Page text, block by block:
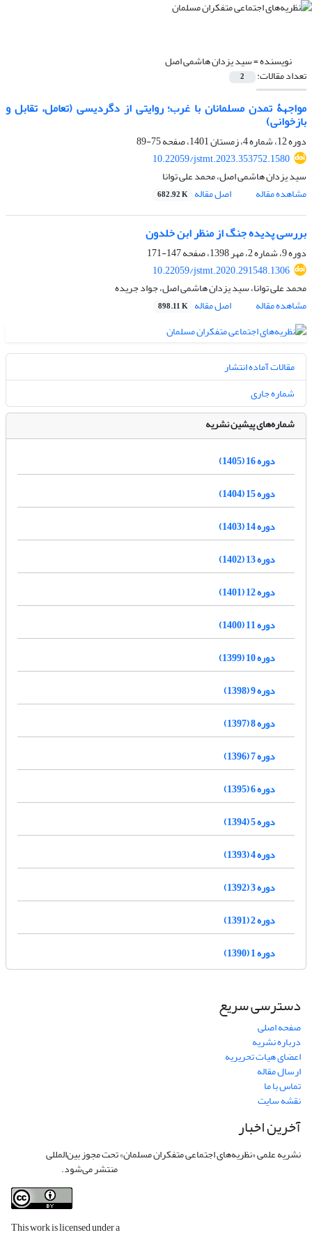
نویسنده =سید یزدان هاشمی اصل
تعداد مقالات: 2
مواجهۀ تمدن مسلمانان با غرب؛ روایتی از دگردیسی (تعامل، تقابل و
بازخوانی)
دوره 12، شماره 4، زمستان 1401، صفحه
75-89
10.22059/jstmt.2023.353752.1580
سید یزدان هاشمی اصل، محمد علی توانا
مشاهده مقاله
اصل مقاله 682.92 K
بررسی پدیده جنگ از منظر ابن خلدون
دوره 9، شماره 2، مهر 1398، صفحه
147-171
10.22059/jstmt.2020.291548.1306
محمد علی توانا، سید یزدان هاشمی اصل، جواد جریده
مشاهده مقاله
اصل مقاله 898.11 K
مقالات آماده انتشار
شماره جاری
شماره‌های پیشین نشریه
دوره 16 (1405)
دوره 15 (1404)
دوره 14 (1403)
دوره 13 (1402)
دوره 12 (1401)
دوره 11 (1400)
دوره 10 (1399)
دوره 9 (1398)
دوره 8 (1397)
دوره 7 (1396)
دوره 6 (1395)
دوره 5 (1394)
دوره 4 (1393)
دوره 3 (1392)
دوره 2 (1391)
دوره 1 (1390)
دسترسی سریع
صفحه اصلی
درباره نشریه
اعضای هیات تحریریه
ارسال مقاله
تماس با ما
نقشه سایت
آخرین اخبار
نشریه علمی «نظریه‌های اجتماعی متفکران مسلمان» تحت مجوز بین‌المللی
منتشر می‌شود.
This work is licensed under a